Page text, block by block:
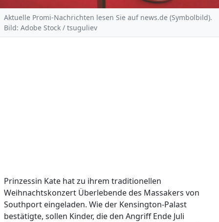
Aktuelle Promi-Nachrichten lesen Sie auf news.de (Symbolbild).
Bild: Adobe Stock / tsuguliev
Prinzessin Kate hat zu ihrem traditionellen
Weihnachtskonzert Überlebende des Massakers von
Southport eingeladen. Wie der Kensington-Palast
bestätigte, sollen Kinder, die den Angriff Ende Juli